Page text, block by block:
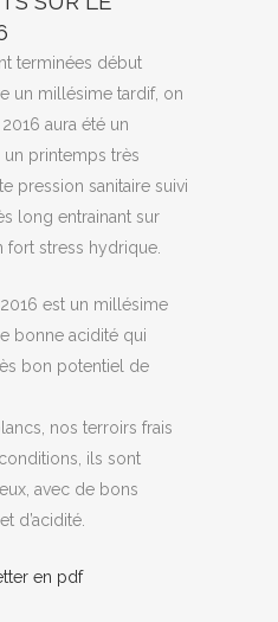
terminées début
un millésime tardif, on
aura été un
printemps très
pression sanitaire suivi
long entrainant sur
fort stress hydrique.
est un millésime
bonne acidité qui
bon potentiel de
nos terroirs frais
ils sont
avec de bons
d’acidité.
en pdf